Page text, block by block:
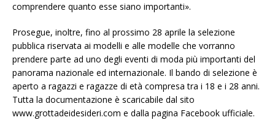
comprendere quanto esse siano importanti».
Prosegue, inoltre, fino al prossimo 28 aprile la selezione
pubblica riservata ai modelli e alle modelle che vorranno
prendere parte ad uno degli eventi di moda più importanti del
panorama nazionale ed internazionale. Il bando di selezione è
aperto a ragazzi e ragazze di età compresa tra i 18 e i 28 anni.
Tutta la documentazione è scaricabile dal sito
www.grottadeidesideri.com e dalla pagina Facebook ufficiale.